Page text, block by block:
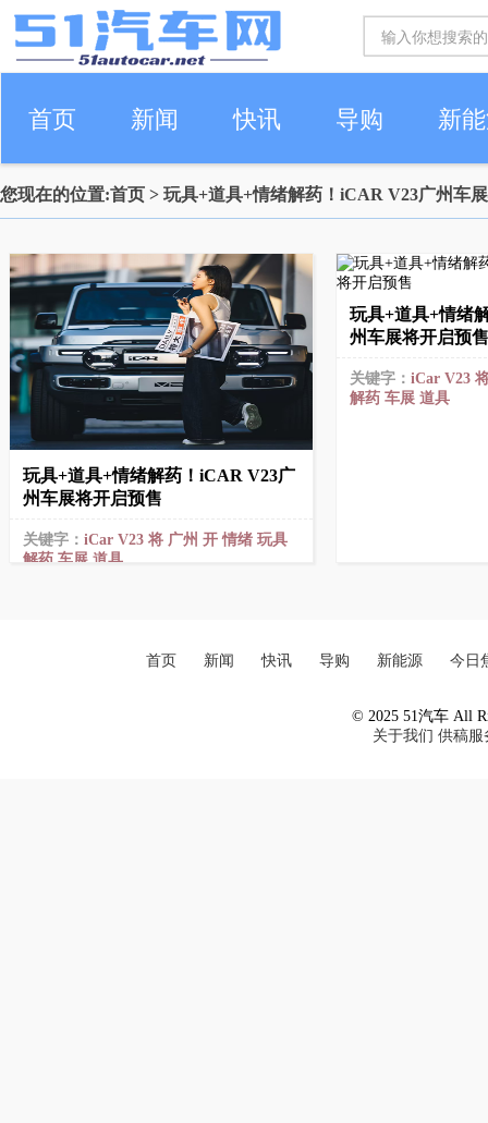
首页 新闻 快讯 导购 新
车生活
您现在的位置:首页 > 玩具+道具+情绪解药！iCAR V23广州车
玩具+道具+情绪解药！iCAR V23广
州车展将开启预售
关键字： iCar V23 将 广州 开 情绪 玩具
解药 车展 道具
玩具+道具+情绪
州车展将开启预售
关键字： iCar V23
解药 车展 道具
首页 新闻 快讯 导购 新能源 今日
© 2025 51汽车 All
关于我们 供稿服